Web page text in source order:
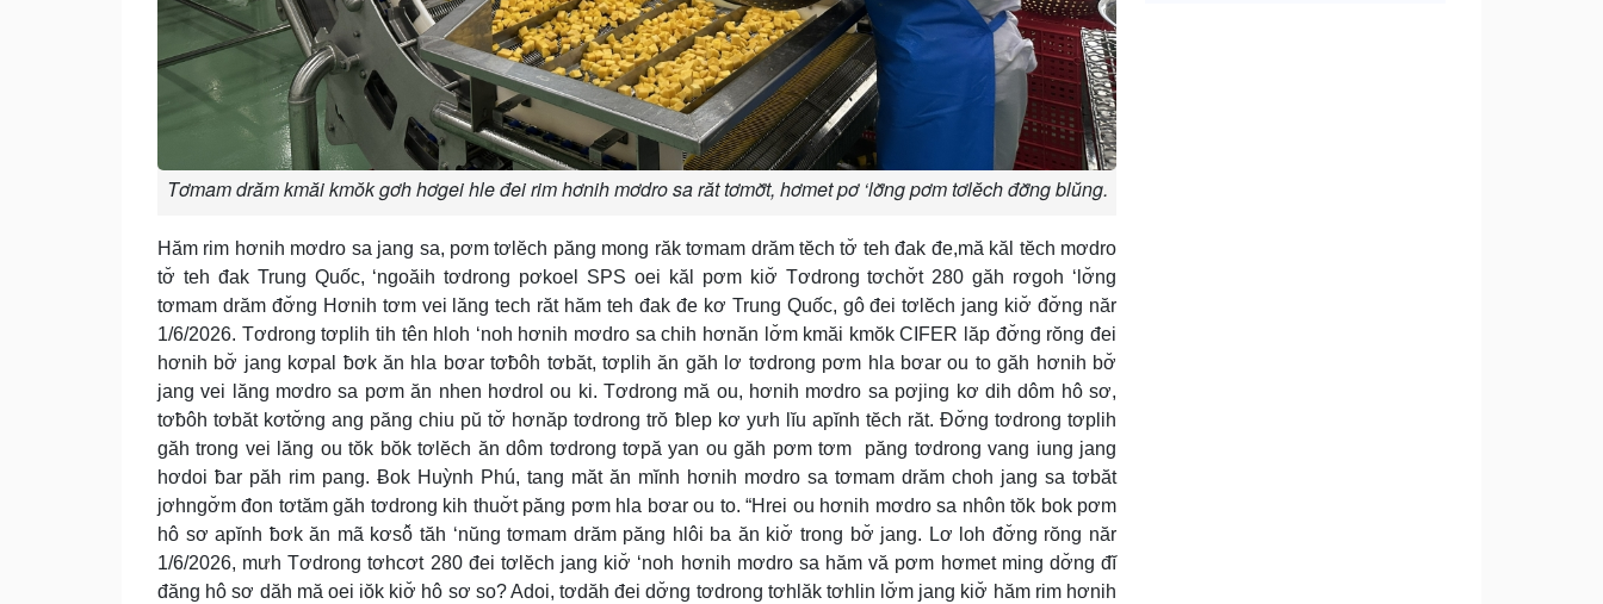
Tơmam drăm kmăi kmŏk gơh hơgei hle đei rim hơnih mơdro sa răt tơmơ̆t, hơmet pơ ‘lơ̆ng pơm tơlĕch đơ̆ng blŭng.
Hăm rim hơnih mơdro sa jang sa, pơm tơlĕch păng mong răk tơmam drăm tĕch tơ̆ teh đak đe,mă kăl tĕch mơdro
tơ̆ teh đak Trung Quốc, ‘ngoăih tơdrong pơkoel SPS oei kăl pơm kiơ̆ Tơdrong tơchơ̆t 280 găh rơgoh ‘lơ̆ng
tơmam drăm đơ̆ng Hơnih tơm vei lăng tech răt hăm teh đak đe kơ Trung Quốc, gô đei tơlĕch jang kiơ̆ đơ̆ng năr
1/6/2026. Tơdrong tơplih tih tên hloh ‘noh hơnih mơdro sa chih hơnăn lơ̆m kmăi kmŏk CIFER lăp đơ̆ng rŏng đei
hơnih bơ̆ jang kơpal ƀơk ăn hla bơar tơƀôh tơbăt, tơplih ăn găh lơ tơdrong pơm hla bơar ou to găh hơnih bơ̆
jang vei lăng mơdro sa pơm ăn nhen hơdrol ou ki. Tơdrong mă ou, hơnih mơdro sa pơjing kơ dih dôm hô sơ,
tơƀôh tơbăt kơtơ̆ng ang păng chiu pŭ tơ̆ hơnăp tơdrong trŏ ƀlep kơ yưh lĭu apĭnh tĕch răt. Đơ̆ng tơdrong tơplih
găh trong vei lăng ou tŏk bŏk tơlĕch ăn dôm tơdrong tơpă yan ou găh pơm tơm păng tơdrong vang iung jang
hơdoi ƀar păh rim pang. Ƀok Huỳnh Phú, tang măt ăn mĭnh hơnih mơdro sa tơmam drăm choh jang sa tơbăt
jơhngơ̆m đon tơtăm găh tơdrong kih thuơ̆t păng pơm hla bơar ou to. “Hrei ou hơnih mơdro sa nhôn tŏk bok pơm
hô sơ apĭnh ƀơk ăn mã kơsô̆ tăh ‘nŭng tơmam drăm păng hlôi ba ăn kiơ̆ trong bơ̆ jang. Lơ loh đơ̆ng rŏng năr
1/6/2026, mưh Tơdrong tơhcơt 280 đei tơlĕch jang kiơ̆ ‘noh hơnih mơdro sa hăm vă pơm hơmet ming dơ̆ng đĭ
đăng hô sơ dăh mă oei iŏk kiơ̆ hô sơ so? Adoi, tơdăh đei dơ̆ng tơdrong tơhlăk tơhlin lơ̆m jang kiơ̆ hăm rim hơnih